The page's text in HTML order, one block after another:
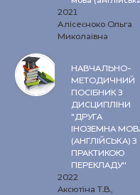
2021
Алісеєноко Ольга
Миколаівна
НАВЧАЛЬНО-
МЕТОДИЧНИЙ
ПОСІБНИК З
ДИСЦИПЛІНИ
“ДРУГА
ІНОЗЕМНА
(АНГЛІЙСЬКА) З
ПРАКТИКОЮ
ПЕРЕКЛАДУ”
2022
Аксютіна Т.В.,